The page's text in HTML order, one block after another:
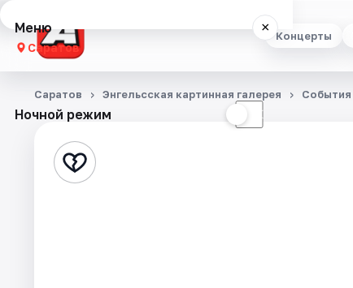
Концерты
Меню ×
Саратов
Концерты
Стендап
Ночной режим ☾
Саратов Энгельсская картинная галерея События